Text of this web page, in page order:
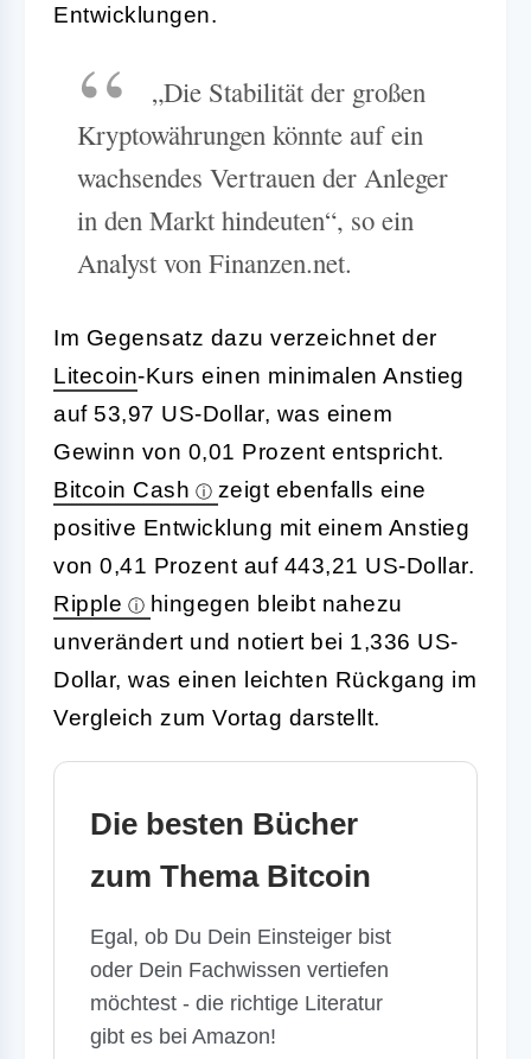
Entwicklungen.
„Die Stabilität der großen
Kryptowährungen könnte auf ein
wachsendes Vertrauen der Anleger
in den Markt hindeuten“, so ein
Analyst von Finanzen.net.
Im Gegensatz dazu verzeichnet der
Litecoin-Kurs einen minimalen Anstieg
auf 53,97 US-Dollar, was einem
Gewinn von 0,01 Prozent entspricht.
Bitcoin Cash
zeigt ebenfalls eine
positive Entwicklung mit einem Anstieg
von 0,41 Prozent auf 443,21 US-Dollar.
Ripple
hingegen bleibt nahezu
unverändert und notiert bei 1,336 US-
Dollar, was einen leichten Rückgang im
Vergleich zum Vortag darstellt.
Die besten Bücher
zum Thema Bitcoin
Egal, ob Du Dein Einsteiger bist
oder Dein Fachwissen vertiefen
möchtest - die richtige Literatur
gibt es bei Amazon!